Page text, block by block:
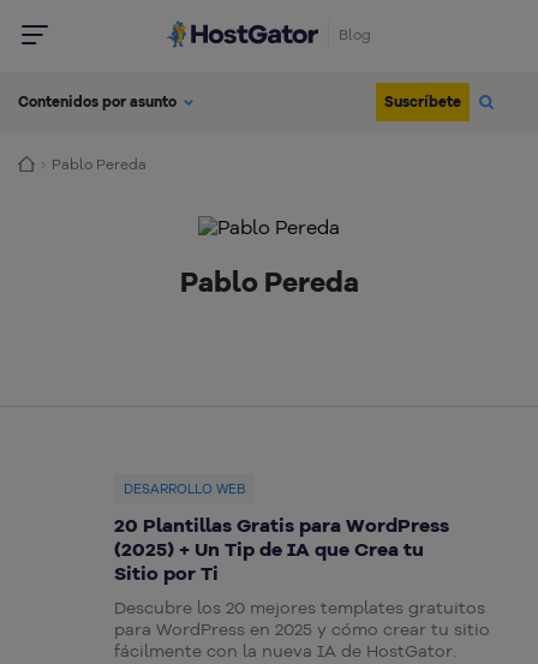
Blog
Contenidos por asunto Suscríbete
Pablo Pereda
Pablo Pereda
DESARROLLO WEB
20 Plantillas Gratis para WordPress
(2025) + Un Tip de IA que Crea tu
Sitio por Ti
Descubre los 20 mejores templates gratuitos
para WordPress en 2025 y cómo crear tu sitio
fácilmente con la nueva IA de HostGator.